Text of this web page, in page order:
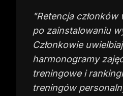
"Retencja członków
po zainstalowaniu
Członkowie
harmonogramy
treningowe i
treningów